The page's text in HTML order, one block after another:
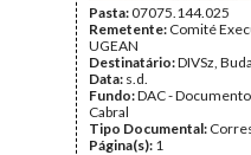
Pasta:07075.144.025
Remetente: Comité
UGEAN
Destinatário:DIVSz,
Data: s.d.
Fundo:DAC -
Cabral
Tipo Documental:
Página(s): 1